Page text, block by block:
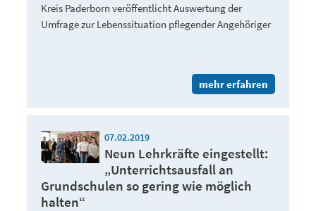
Kreis Paderborn veröffentlicht Auswertung der
Umfrage zur Lebenssituation pflegender Angehöriger
mehr erfahren
07.02.2019
Neun Lehrkräfte eingestellt:
„Unterrichtsausfall an
Grundschulen so gering wie möglich
halten“